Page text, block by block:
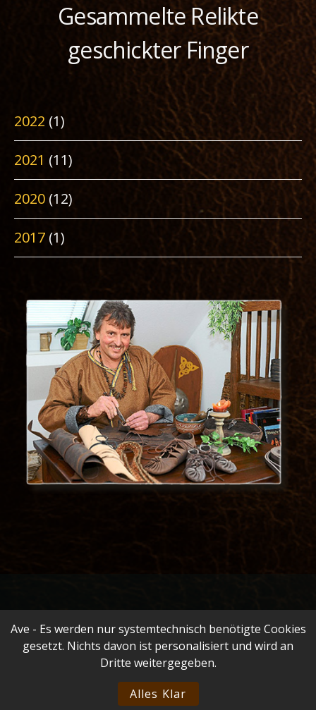
Gesammelte Relikte
geschickter Finger
2022 (1)
2021 (11)
2020 (12)
2017 (1)
© 2007 - 2026 • Bernd Bohleber • mobil: 0173-3100409 •
info@leder-kraemerey.de
Ave - Es werden nur systemtechnisch benötigte Cookies
gesetzt. Nichts davon ist personalisiert und wird an
Dritte weitergegeben.
Alles Klar